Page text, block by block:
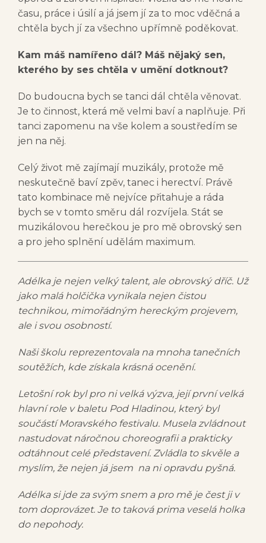
času, práce i úsilí a já jsem jí za to moc vděčná a
chtěla bych jí za všechno upřímně poděkovat.
Kam máš namířeno dál? Máš nějaký sen,
kterého by ses chtěla v umění dotknout?
Do budoucna bych se tanci dál chtěla věnovat.
Je to činnost, která mě velmi baví a naplňuje. Při
tanci zapomenu na vše kolem a soustředím se
jen na něj.
Celý život mě zajímají muzikály, protože mě
neskutečně baví zpěv, tanec i herectví. Právě
tato kombinace mě nejvíce přitahuje a ráda
bych se v tomto směru dál rozvíjela. Stát se
muzikálovou herečkou je pro mě obrovský sen
a pro jeho splnění udělám maximum.
Adélka je nejen velký talent, ale obrovský dříč. Už
jako malá holčička vynikala nejen čistou
technikou, mimořádným hereckým projevem,
ale i svou osobností.
Naši školu reprezentovala na mnoha tanečních
soutěžích, kde získala krásná ocenění.
Letošní rok byl pro ni velká výzva, její první velká
hlavní role v baletu Pod Hladinou, který byl
součástí Moravského festivalu. Musela zvládnout
nastudovat náročnou choreografii a prakticky
odtáhnout celé představení. Zvládla to skvěle a
myslím, že nejen já jsem na ni opravdu pyšná.
Adélka si jde za svým snem a pro mě je čest ji v
tom doprovázet. Je to taková prima veselá holka
do nepohody.